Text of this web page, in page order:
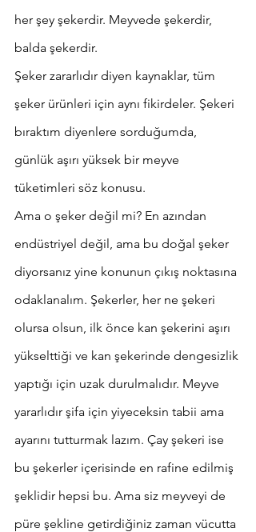
her şey şekerdir. Meyvede şekerdir,
balda şekerdir.
Şeker zararlıdır diyen kaynaklar, tüm
şeker ürünleri için aynı fikirdeler. Şekeri
bıraktım diyenlere sorduğumda,
günlük aşırı yüksek bir meyve
tüketimleri söz konusu.
Ama o şeker değil mi? En azından
endüstriyel değil, ama bu doğal şeker
diyorsanız yine konunun çıkış noktasına
odaklanalım. Şekerler, her ne şekeri
olursa olsun, ilk önce kan şekerini aşırı
yükselttiği ve kan şekerinde dengesizlik
yaptığı için uzak durulmalıdır. Meyve
yararlıdır şifa için yiyeceksin tabii ama
ayarını tutturmak lazım. Çay şekeri ise
bu şekerler içerisinde en rafine edilmiş
şeklidir hepsi bu. Ama siz meyveyi de
püre şekline getirdiğiniz zaman vücutta